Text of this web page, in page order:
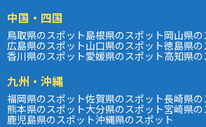
中国・四国
鳥取県のスポット島根県のスポット岡山県の
広島県のスポット山口県のスポット徳島県の
香川県のスポット愛媛県のスポット高知県の
九州・沖縄
福岡県のスポット佐賀県のスポット長崎県の
熊本県のスポット大分県のスポット宮崎県の
鹿児島県のスポット沖縄県のスポット